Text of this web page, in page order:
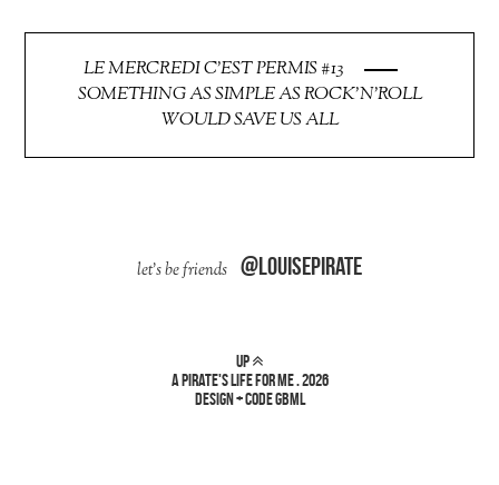
LE MERCREDI C'EST PERMIS #13
SOMETHING AS SIMPLE AS ROCK'N'ROLL
WOULD SAVE US ALL
@louisepirate
up
a pirate's life for me.2026
design + codegbml